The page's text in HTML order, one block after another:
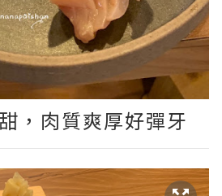
，肉質爽厚好彈牙